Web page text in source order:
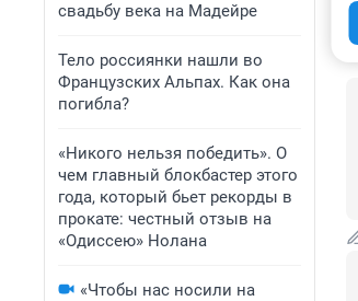
свадьбу века на Мадейре
Тело россиянки нашли во
Французских Альпах. Как она
погибла?
«Никого нельзя победить». О
чем главный блокбастер этого
года, который бьет рекорды в
прокате: честный отзыв на
«Одиссею» Нолана
«Чтобы нас носили на